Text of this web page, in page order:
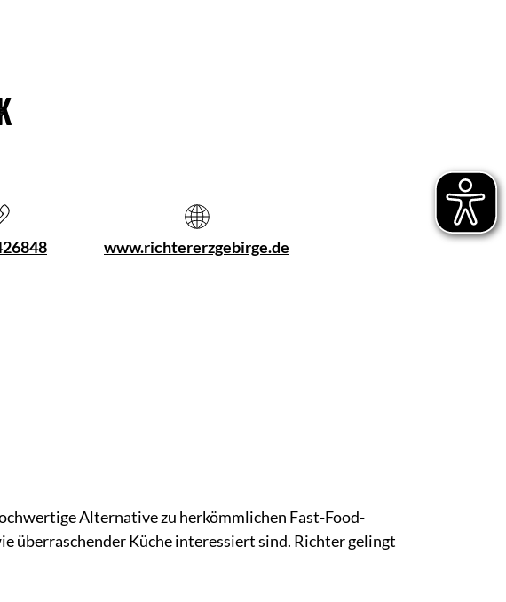
www.richtererzgebirge.de
Alternative zu herkömmlichen Fast-Food-
überraschender Küche interessiert sind. Richter gelingt